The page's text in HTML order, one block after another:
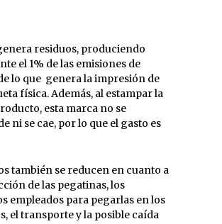
residuos, produciendo
el 1% de las emisiones de
lo que genera la impresión de
física. Además, al estampar la
esta marca no se
ni se cae, por lo que el gasto es
también se reducen en cuanto a
de las pegatinas, los
empleados para pegarlas en los
el transporte y la posible caída